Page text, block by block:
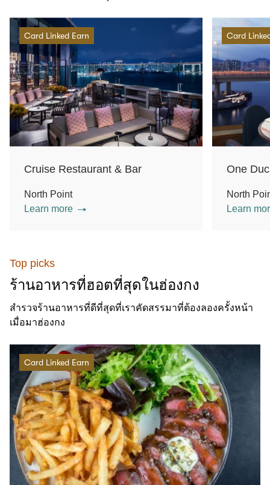
Card Linked Earn
Cruise Restaurant & Bar
North Point
Learn more
Card
One
North
Learn
Top picks
ร้านอาหารที่ฮอตที่สุดในฮ่องกง
สำรวจร้านอาหารที่ดีที่สุดที่เราคัดสรรมาที่ต้องลองครั้งหน้า
เมื่อมาฮ่องกง
Card Linked Earn